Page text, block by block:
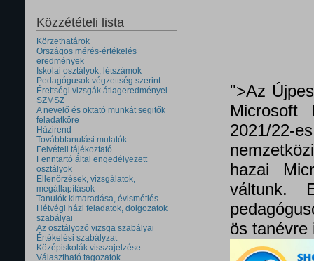
Közzétételi lista
Körzethatárok
Országos mérés-értékelés
eredmények
Iskolai osztályok, létszámok
Pedagógusok végzettség szerint
Érettségi vizsgák átlageredményei
SZMSZ
A nevelő és oktató munkát segitők
feladatköre
Házirend
Továbbtanulási mutatók
Felvételi tájékoztató
Fenntartó által engedélyezett
osztályok
Ellenőrzések, vizsgálatok,
megállapítások
Tanulók kimaradása, évismétlés
Hétvégi házi feladatok, dolgozatok
szabályai
Az osztályozó vizsga szabályai
Értékelési szabályzat
Középiskolák visszajelzése
Választható tagozatok
">Az
Microsoft
2021/
hazai
váltunk.
ös tanévre